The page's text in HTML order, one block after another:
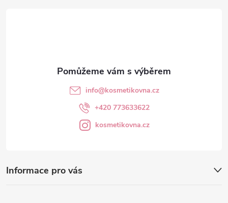
Informace pro vás
info@kosmetikovna.cz
+420 773633622
kosmetikovna.cz